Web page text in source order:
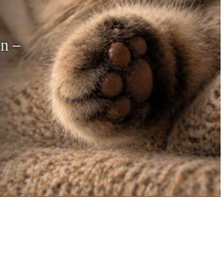
2-in-1 Schulfa...
Anzeige